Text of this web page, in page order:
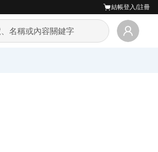
結帳登入/註冊